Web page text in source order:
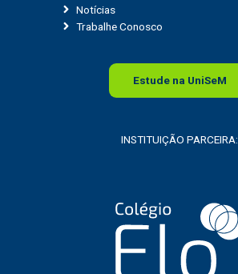
Notícias
Trabalhe Conosco
Estude na UniSeM
INSTITUIÇÃO PARCEIRA: